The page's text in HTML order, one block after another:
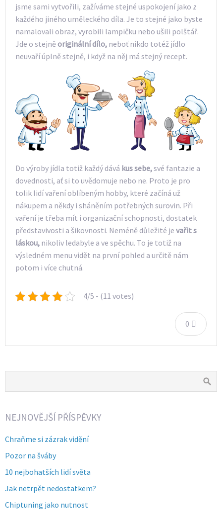
jsme sami vytvořili, zažíváme stejné uspokojení jako z
každého jiného uměleckého díla. Je to stejné jako byste
namalovali obraz, vyrobili lampičku nebo ušili polštář.
Jde o stejněoriginální dílo, neboť nikdo totéž jídlo
neuvaří úplně stejně, i když na něj má stejný recept.
Do výroby jídla totiž každý dává kus sebe,své fantazie a
dovednosti, ať si to uvědomuje nebo ne. Proto je pro
tolik lidí vaření oblíbeným hobby, které začíná už
nákupem a někdy i sháněním potřebných surovin. Při
vaření je třeba mít i organizační schopnosti, dostatek
představivosti a šikovnosti. Neméně důležité je vařit s
láskou, nikoliv ledabyle a ve spěchu. To je totiž na
výsledném menu vidět na první pohled a určitě nám
potom i více chutná.
4/5 - (11 votes)
0
NEJNOVĚJŠÍ PŘÍSPĚVKY
Chraňme si zázrak vidění
Pozor na šváby
10 nejbohatších lidí světa
Jak netrpět nedostatkem?
Chiptuning jako nutnost